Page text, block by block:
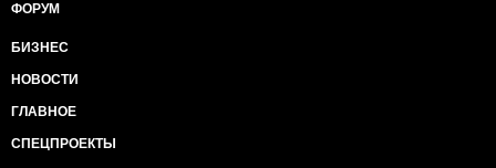
ФОРУМ
БИЗНЕС
НОВОСТИ
ГЛАВНОЕ
СПЕЦПРОЕКТЫ